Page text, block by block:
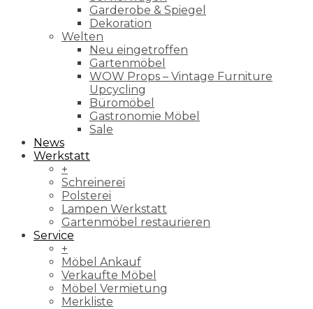
Garderobe & Spiegel
Dekoration
Welten
Neu eingetroffen
Gartenmöbel
WOW Props – Vintage Furniture
Upcycling
Büromöbel
Gastronomie Möbel
Sale
News
Werkstatt
+
Schreinerei
Polsterei
Lampen Werkstatt
Gartenmöbel restaurieren
Service
+
Möbel Ankauf
Verkaufte Möbel
Möbel Vermietung
Merkliste